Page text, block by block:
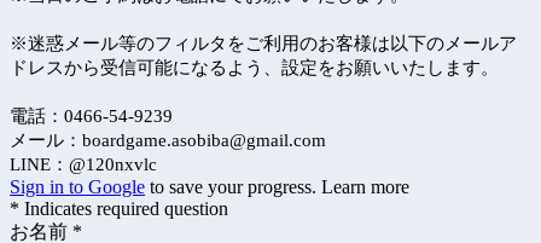
※迷惑メール等のフィルタをご利用のお客様は以下の メールア
ドレスから受信可能になるよう、設定をお願いいたします。
電話：0466-54-9239
メール：boardgame.asobiba@gmail.com
LINE：@120nxvlc
Sign in to Google to save your progress. Learn more
* Indicates required question
お名前 *